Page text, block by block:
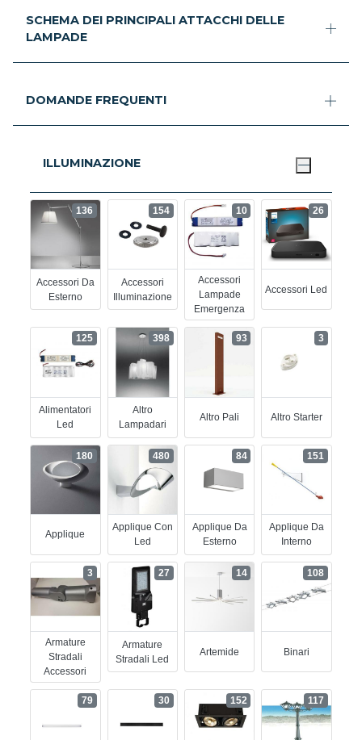
SCHEMA DEI PRINCIPALI ATTACCHI DELLE
LAMPADE
DOMANDE FREQUENTI
ILLUMINAZIONE
Accessori Da
Esterno
136
Accessori
Illuminazione
154
Accessori
Lampade
Emergenza
10
Accessori Led
26
Alimentatori
Led
125
Altro
Lampadari
398
Altro Pali
93
Altro Starter
3
Applique
180
Applique Con
Led
480
Applique Da
Esterno
84
Applique Da
Interno
151
Armature
Stradali
Accessori
3
Armature
Stradali Led
27
Artemide
14
Binari
108
79 30 152 117